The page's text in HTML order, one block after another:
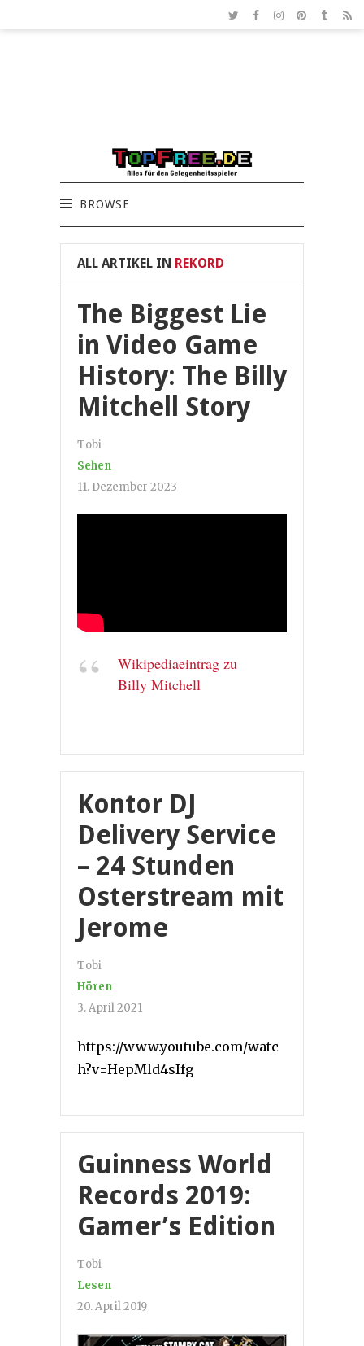
BROWSE
ALL ARTIKEL IN REKORD
The Biggest Lie
in Video Game
History: The Billy
Mitchell Story
Tobi
Sehen
11. Dezember 2023
Wikipediaeintrag zu
Billy Mitchell
Kontor DJ
Delivery Service
– 24 Stunden
Osterstream mit
Jerome
Tobi
Hören
3. April 2021
https://www.youtube.com/watc
h?v=HepMld4sIfg
Guinness World
Records 2019:
Gamer’s Edition
Tobi
Lesen
20. April 2019